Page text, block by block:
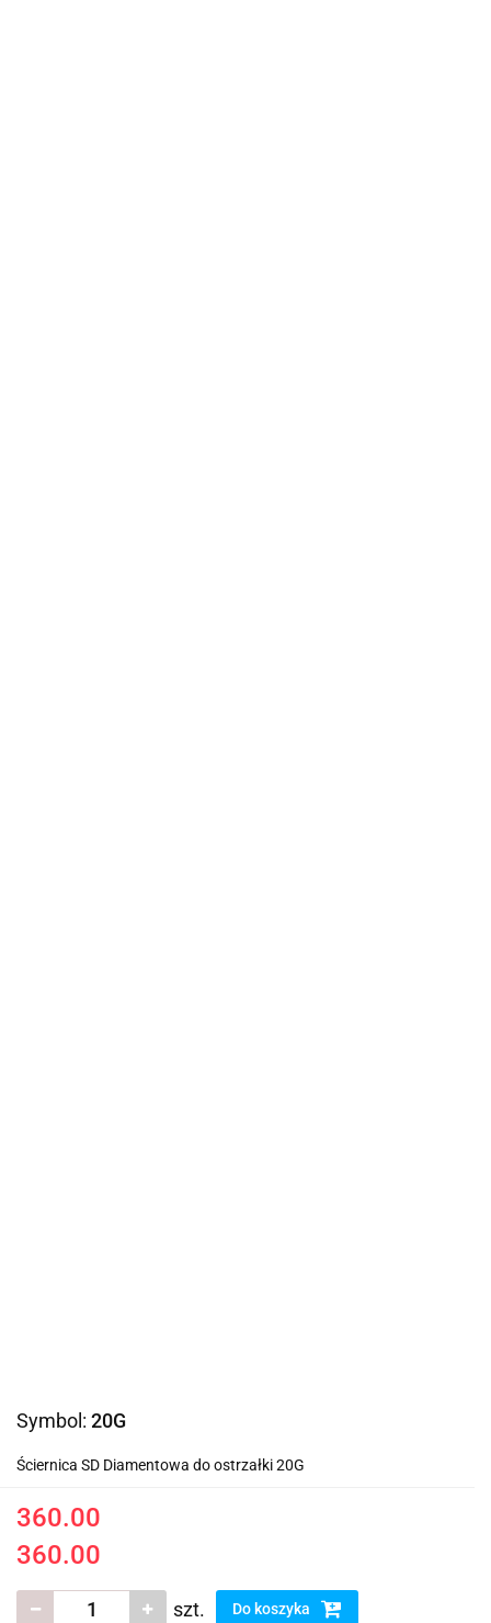
Symbol: 20G
Ściernica SD Diamentowa do ostrzałki 20G
360.00
360.00
szt. Do koszyka